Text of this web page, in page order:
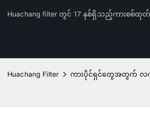
Huachang filter တွင် 17 နှစ်ရှိသည့်ကားစစ်ထု
Huachang Filter ကားပိုင်ရှင်တွေအတွက် လက်